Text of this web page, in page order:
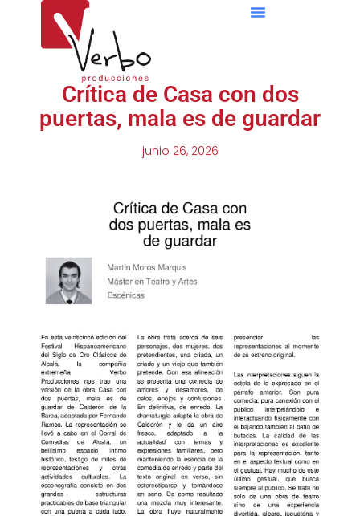
Crítica de Casa con dos
puertas, mala es de guardar
junio 26, 2026